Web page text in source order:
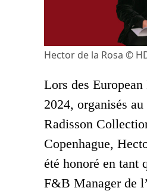
Hector de la Rosa ©
Lors des
2024, organisés
Radisson
Copenhague,
été honoré en tant
F&B Manager de